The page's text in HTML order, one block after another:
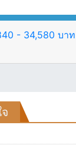
- 34,580 บา